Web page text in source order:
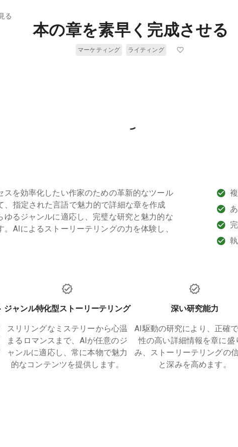
る
本の章を素早く完成させる
マーケティング ライティング
を効率化したい作家のための革新的なツール
、指定された言語で魅力的で詳細な章を作成
ゆるジャンルに適応し、完璧な研究と魅力的な
AIによるストーリーテリングの力を体験し、
ジャンル特化型ストーリーテリング
スリリングなミステリーから心温
まるロマンスまで、AIが任意のジ
ャンルに適応し、常に本物で魅力
的なコンテンツを提供します。
深い研究能力
AI駆動の研究により、正確
性の高い詳細情報を章に盛
み、ストーリーテリングの
と深みを高めます。